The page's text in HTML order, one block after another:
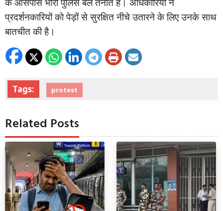
के आसपास भारी पुलिस बल तैनात है। अधिकारियों ने
प्रदर्शनकारियों को पेड़ों से सुरक्षित नीचे उतारने के लिए उनके साथ
बातचीत की है।
Tags: protest
Related Posts